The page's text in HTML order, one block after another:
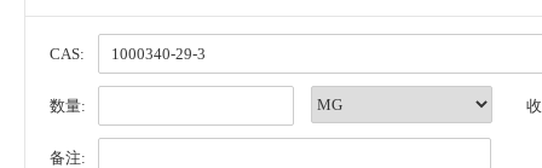
CAS:
数量:
备注: